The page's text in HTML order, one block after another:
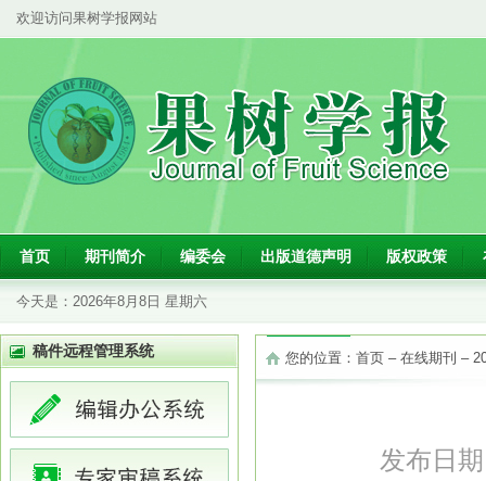
欢迎访问果树学报网站
首页 期刊简介 编委会 出版道德声明 版权政策
今天是： 2026年8月8日 星期六
稿件远程管理系统 您的位置： 首页 – 在线期刊 –
发布日